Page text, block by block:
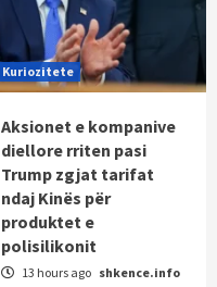
Kuriozitete
Aksionet e kompanive
diellore rriten pasi
Trump zgjat tarifat
ndaj Kinës për
produktet e
polisilikonit
13 hours ago shkence.info